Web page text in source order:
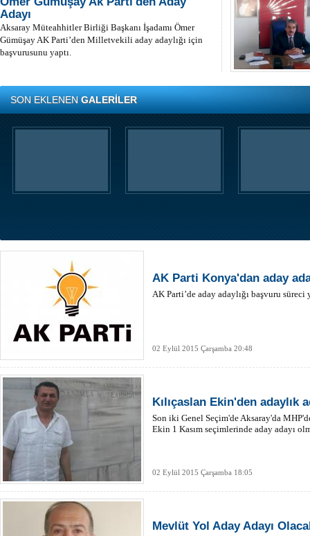
Adayı
Aksaray Müteahhitler Birliği Başkanı İşadamı Ömer
Gümüşay AK Parti’den Milletvekili aday adaylığı için
başvurusunu yaptı.
SON EKLENENGALERİLER
AK Parti Konya'dan aday
AK Parti’de aday adaylığı başvuru süreci
02 Eylül 2015 Çarşamba 20:48
Kılıçaslan Ekin'den adaylık
Son iki Genel Seçim'de Aksaray'da
Ekin 1 Kasım seçimlerinde aday adayı
02 Eylül 2015 Çarşamba 18:05
Mevlüt Yol Aday Adayı